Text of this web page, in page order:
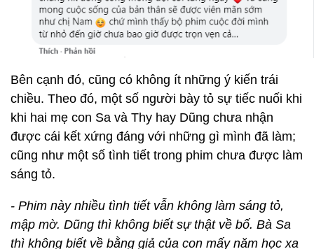
Bên cạnh đó, cũng có không ít những ý kiến trái
chiều. Theo đó, một số người bày tỏ sự tiếc nuối khi
khi hai mẹ con Sa và Thy hay Dũng chưa nhận
được cái kết xứng đáng với những gì mình đã làm;
cũng như một số tình tiết trong phim chưa được làm
sáng tỏ.
- Phim này nhiều tình tiết vẫn không làm sáng tỏ,
mập mờ. Dũng thì không biết sự thật về bố. Bà Sa
thì không biết về bằng giả của con mấy năm học xa